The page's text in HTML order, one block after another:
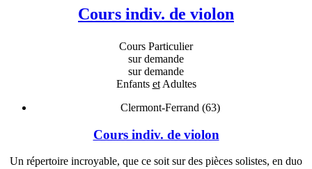
Cours indiv. de violon
Cours Particulier
sur demande
sur demande
Enfants etAdultes
Clermont-Ferrand (63)
Cours indiv. de violon
Un répertoire incroyable, que ce soit sur des pièces solistes, en duo